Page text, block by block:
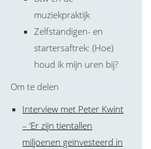
muziekpraktijk
Zelfstandigen- en
startersaftrek: (Hoe)
houd ik mijn uren bij?
Om te delen
Interview met Peter Kwint
– ‘Er zijn tientallen
miljoenen geïnvesteerd in